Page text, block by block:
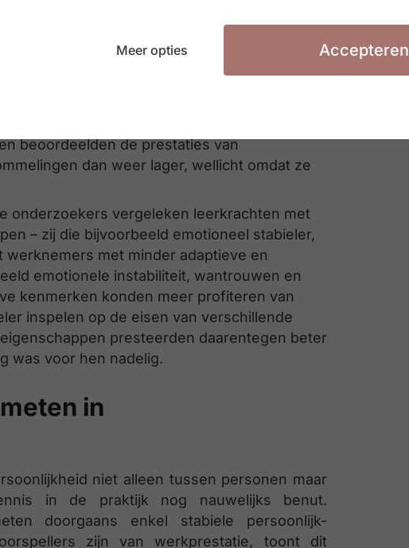
zegen? Het antwoord is complexer dan het
beschouwden persoonlijkheidsvariabiliteit
ze vinden dat ze zo hun flexibiliteit en
beoordeelden de prestaties van
dan weer lager, wellicht omdat ze
onderzoekers vergeleken leerkrachten met
– zij die bijvoorbeeld emotioneel stabieler,
met minder adaptieve en
emotionele instabiliteit, wantrouwen en
kenmerken konden meer profiteren van
inspelen op de eisen van verschillende
presteerden daarentegen beter
was voor hen nadelig.
in
niet alleen tussen personen maar
in de praktijk nog nauwelijks benut.
doorgaans enkel stabiele persoonlijk-
zijn van werkprestatie, toont dit
Meer opties Accepteren